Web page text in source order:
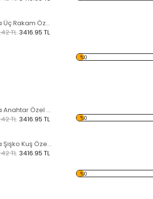
Ayna Üç Rakam Özel Kesim Saat
TL 3416.95 TL
%0
Ayna Anahtar Özel Kesim Saat
TL 3416.95 TL %0
Ayna Şişko Kuş Özel Kesim Saat
TL 3416.95 TL
%0